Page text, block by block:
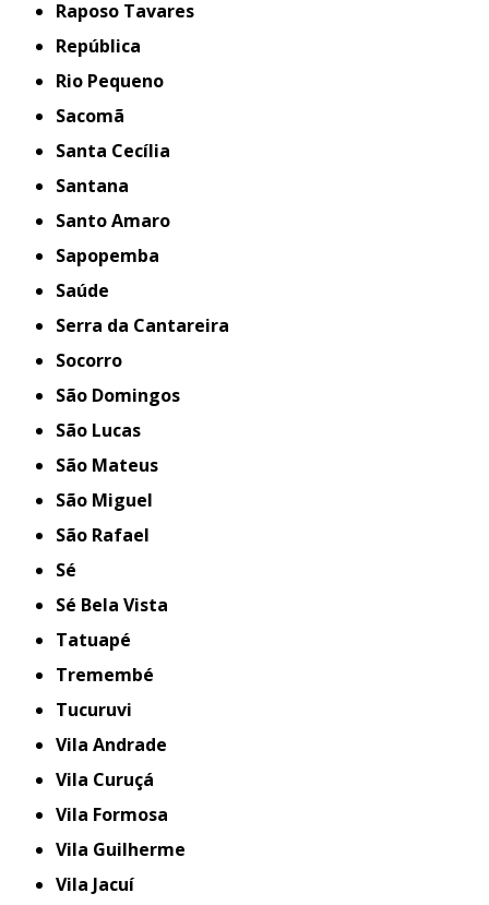
Raposo Tavares
República
Rio Pequeno
Sacomã
Santa Cecília
Santana
Santo Amaro
Sapopemba
Saúde
Serra da Cantareira
Socorro
São Domingos
São Lucas
São Mateus
São Miguel
São Rafael
Sé
Sé Bela Vista
Tatuapé
Tremembé
Tucuruvi
Vila Andrade
Vila Curuçá
Vila Formosa
Vila Guilherme
Vila Jacuí